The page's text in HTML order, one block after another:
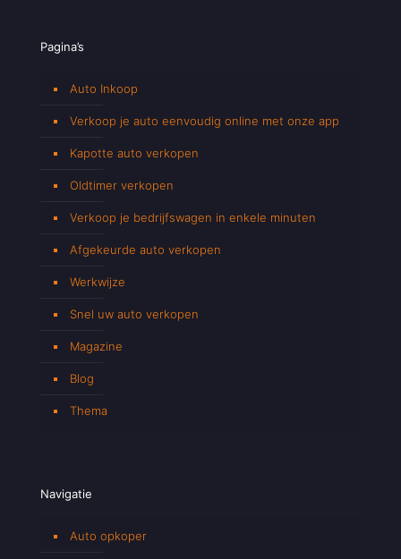
Pagina’s
Auto Inkoop
Verkoop je auto eenvoudig online met onze app
Kapotte auto verkopen
Oldtimer verkopen
Verkoop je bedrijfswagen in enkele minuten
Afgekeurde auto verkopen
Werkwijze
Snel uw auto verkopen
Magazine
Blog
Thema
Navigatie
Auto opkoper